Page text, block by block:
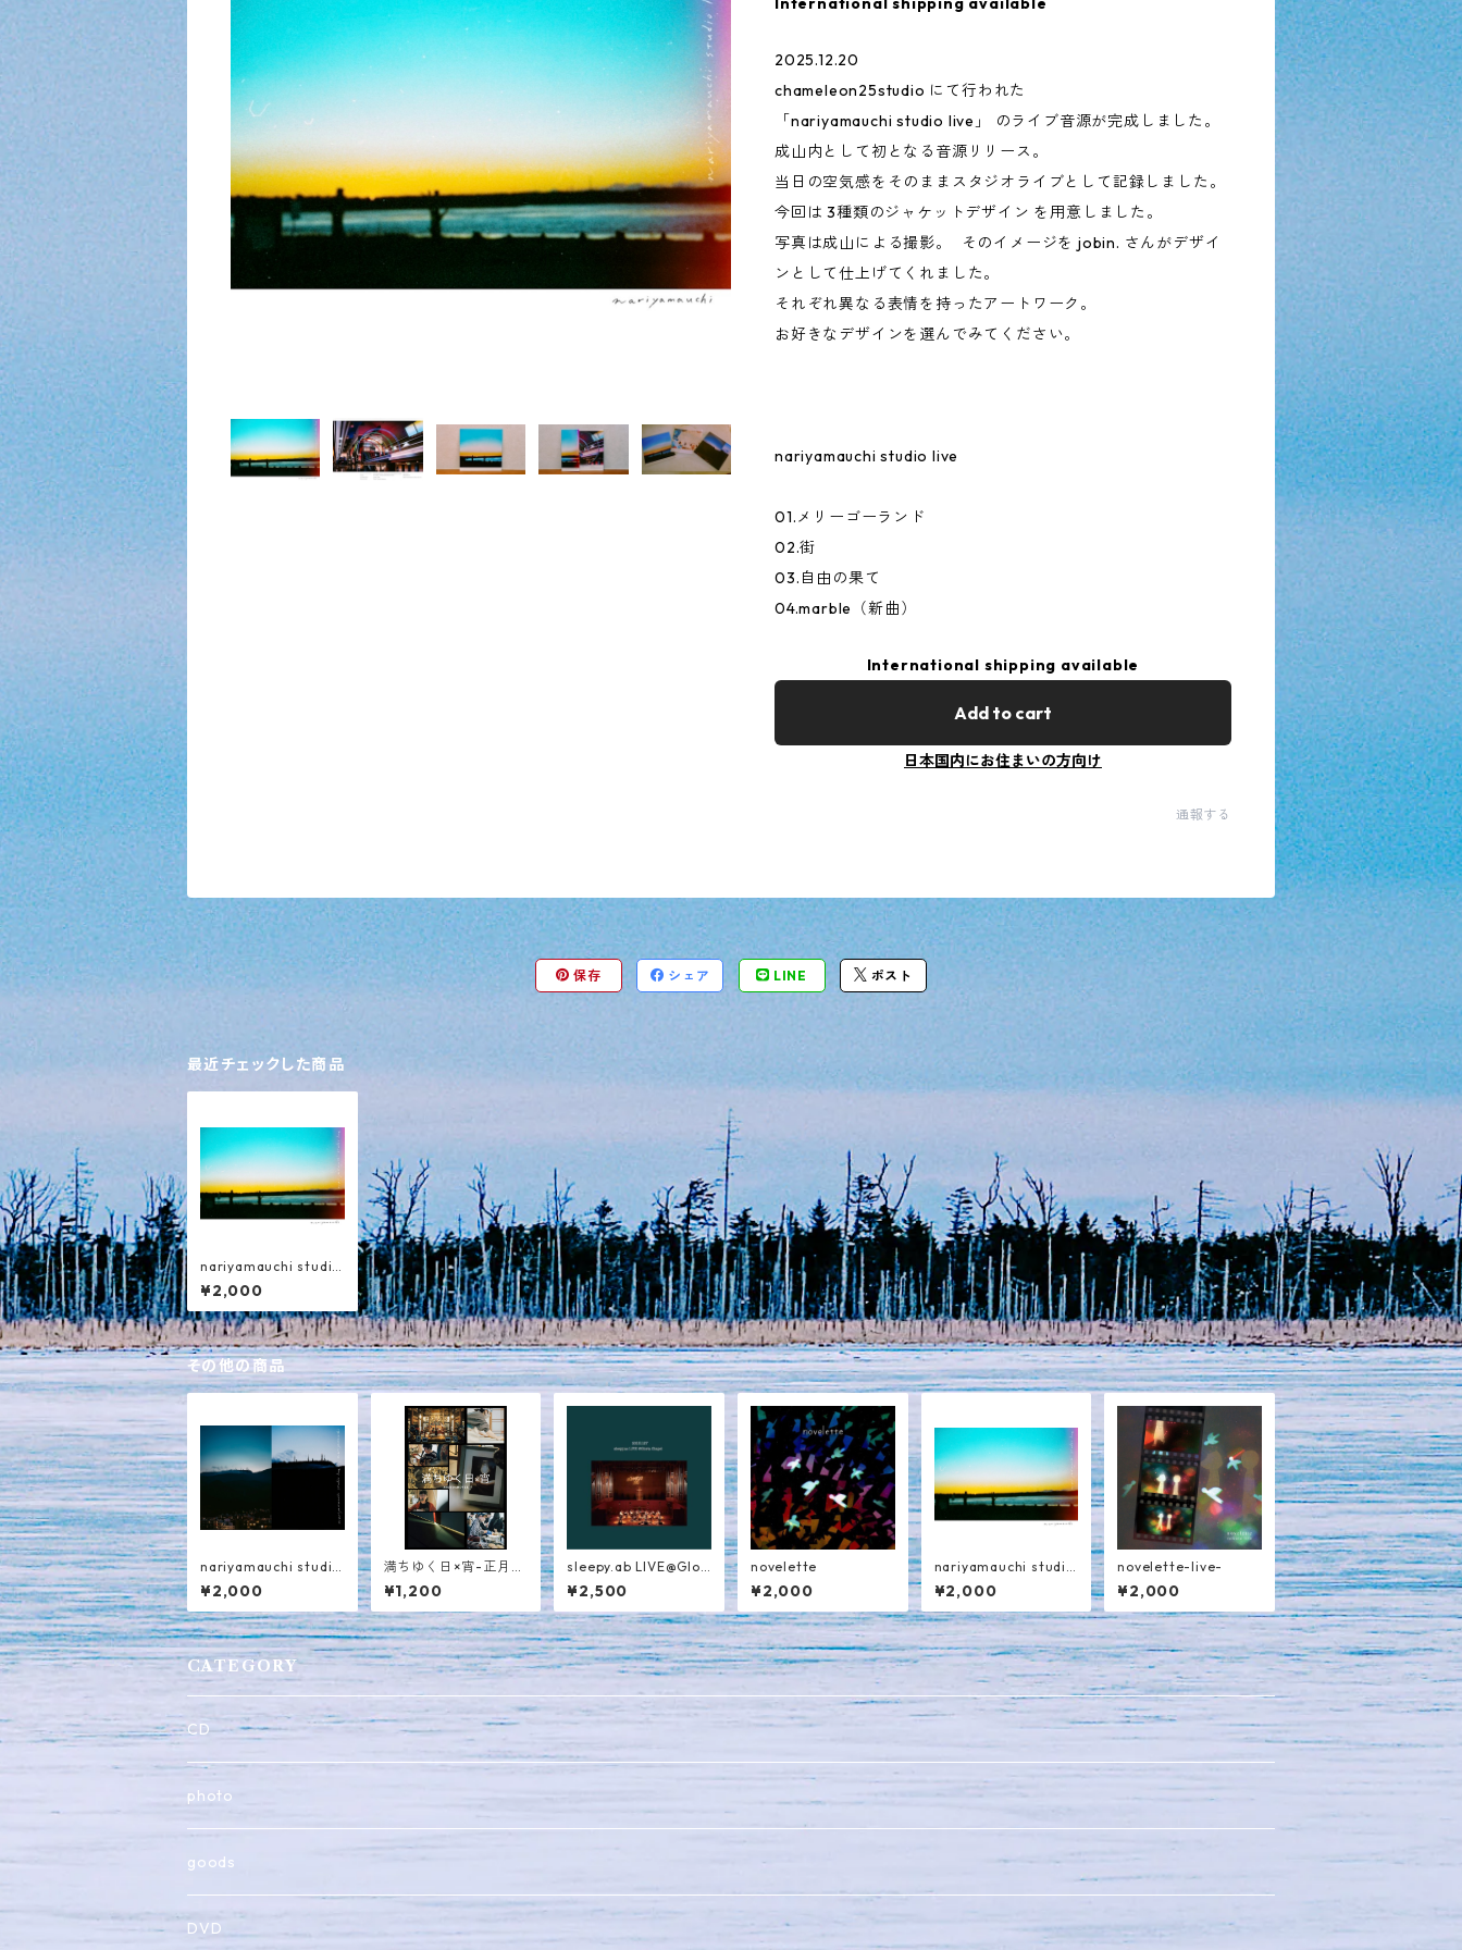
2025.12.20
chameleon25studio にて行われた
「nariyamauchi studio live」 のライブ音源が完成しました。
成山内として初となる音源リリース。
当日の空気感をそのままスタジオライブとして記録しました。
今回は 3種類のジャケットデザイン を用意しました。
写真は成山による撮影。 そのイメージを jobin. さんがデザイ
ンとして仕上げてくれました。
それぞれ異なる表情を持ったアートワーク。
お好きなデザインを選んでみてください。
nariyamauchi studio live
01.メリーゴーランド
02.街
03.自由の果て
04.marble（新曲）
International shipping available
Add to cart
日本国内にお住まいの方向け
通報する
保存 シェア LINE ポスト
最近チェックした商品
nariyamauchi studio
live 根室 春国岱
¥2,000
その他の商品
nariyamauchi studio
live 手稲山
¥2,000
満ちゆく日×宵-正月特
別編-【photo＆movi
e】
¥1,200
sleepy.ab LIVE@Glori
a Chapel ※デジパッ
ク仕様
¥2,500
novelette
¥2,000
nariyamauchi studio
live 根室 春国岱
¥2,000
novelette-live-
¥2,000
CATEGORY
CD
photo
goods
DVD